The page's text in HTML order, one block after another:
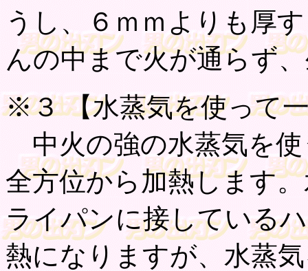
うし、６ｍｍよりも厚
んの中まで火が通らず
※３ 【水蒸気を使って
中火の強の水蒸気を
全方位から加熱します
ライパンに接している
熱になりますが、水蒸